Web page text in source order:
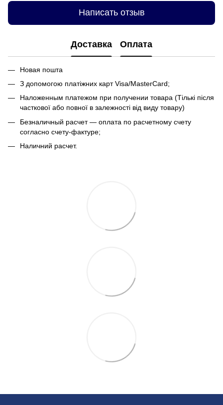
Написать отзыв
Доставка Оплата
Новая пошта
З допомогою платіжних карт Visa/MasterCard;
Наложенным платежом при получении товара (Тількі після
часткової або повної в залежності від виду товару)
Безналичный расчет — оплата по расчетному счету
согласно счету-фактуре;
Наличний расчет.